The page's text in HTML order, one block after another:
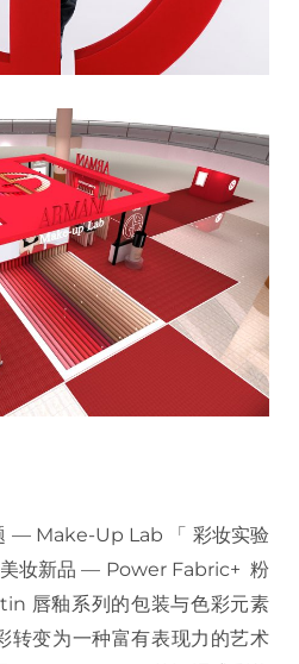
— Make-Up Lab 「 彩妆实验
妆新品 — Power Fabric+ 粉
唇釉系列的包装与色彩元素
转变为一种富有表现力的艺术